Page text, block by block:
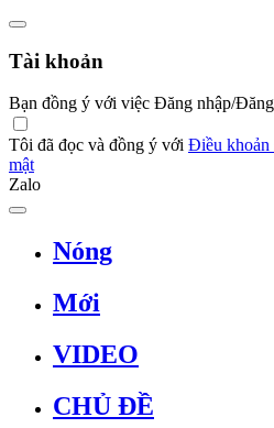
Tài khoản
Bạn đồng ý với việc Đăng nhập/
Tôi đã đọc và đồng ý với Điều khoản
mật
Zalo
Nóng
Mới
VIDEO
CHỦ ĐỀ